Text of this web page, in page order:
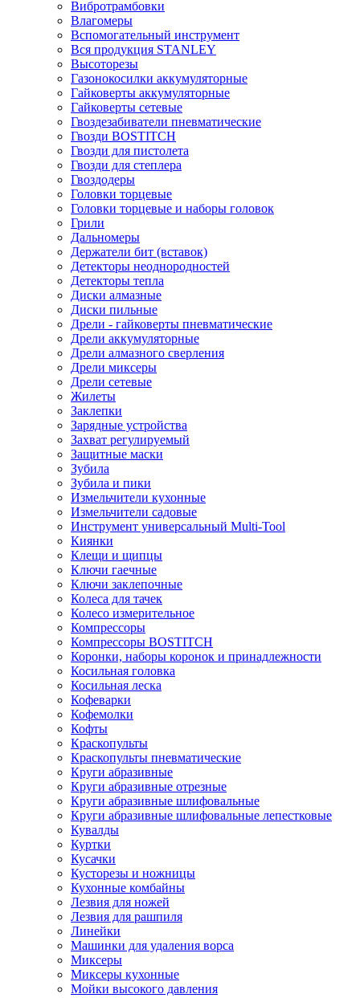
Вибротрамбовки
Влагомеры
Вспомогательный инструмент
Вся продукция STANLEY
Высоторезы
Газонокосилки аккумуляторные
Гайковерты аккумуляторные
Гайковерты сетевые
Гвоздезабиватели пневматические
Гвозди BOSTITCH
Гвозди для пистолета
Гвозди для степлера
Гвоздодеры
Головки торцевые
Головки торцевые и наборы головок
Грили
Дальномеры
Держатели бит (вставок)
Детекторы неоднородностей
Детекторы тепла
Диски алмазные
Диски пильные
Дрели - гайковерты пневматические
Дрели аккумуляторные
Дрели алмазного сверления
Дрели миксеры
Дрели сетевые
Жилеты
Заклепки
Зарядные устройства
Захват регулируемый
Защитные маски
Зубила
Зубила и пики
Измельчители кухонные
Измельчители садовые
Инструмент универсальный Multi-Tool
Киянки
Клещи и щипцы
Ключи гаечные
Ключи заклепочные
Колеса для тачек
Колесо измерительное
Компрессоры
Компрессоры BOSTITCH
Коронки, наборы коронок и принадлежности
Косильная головка
Косильная леска
Кофеварки
Кофемолки
Кофты
Краскопульты
Краскопульты пневматические
Круги абразивные
Круги абразивные отрезные
Круги абразивные шлифовальные
Круги абразивные шлифовальные лепестковые
Кувалды
Куртки
Кусачки
Кусторезы и ножницы
Кухонные комбайны
Лезвия для ножей
Лезвия для рашпиля
Линейки
Машинки для удаления ворса
Миксеры
Миксеры кухонные
Мойки высокого давления